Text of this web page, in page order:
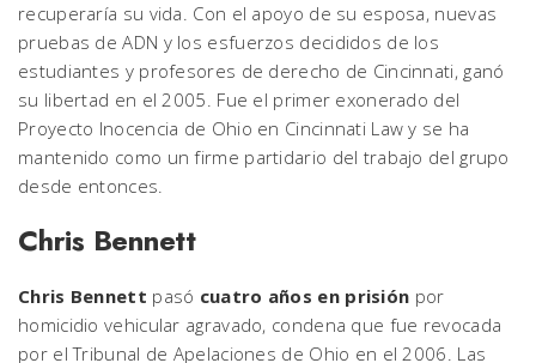
recuperaría su vida. Con el apoyo de su esposa, nuevas
pruebas de ADN y los esfuerzos decididos de los
estudiantes y profesores de derecho de Cincinnati, ganó
su libertad en el 2005. Fue el primer exonerado del
Proyecto Inocencia de Ohio en Cincinnati Law y se ha
mantenido como un firme partidario del trabajo del grupo
desde entonces.
Chris Bennett
Chris Bennett pasó cuatro años en prisión por
homicidio vehicular agravado, condena que fue revocada
por el Tribunal de Apelaciones de Ohio en el 2006. Las